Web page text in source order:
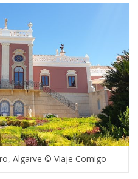
Algarve © Viaje Comigo